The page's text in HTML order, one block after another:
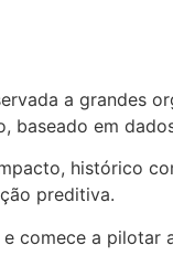
a grandes
baseado em
histórico
preditiva.
e comece a pilotar